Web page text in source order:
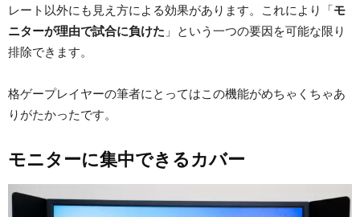
レート以外にも見え方による効果があります。これにより「モ
ニターが理由で試合に負けた 」という一つの要因を可能な限り
排除できます。
格ゲープレイヤーの筆者にとってはこの機能がめちゃくちゃあ
りがたかったです。
モニターに集中できるカバー